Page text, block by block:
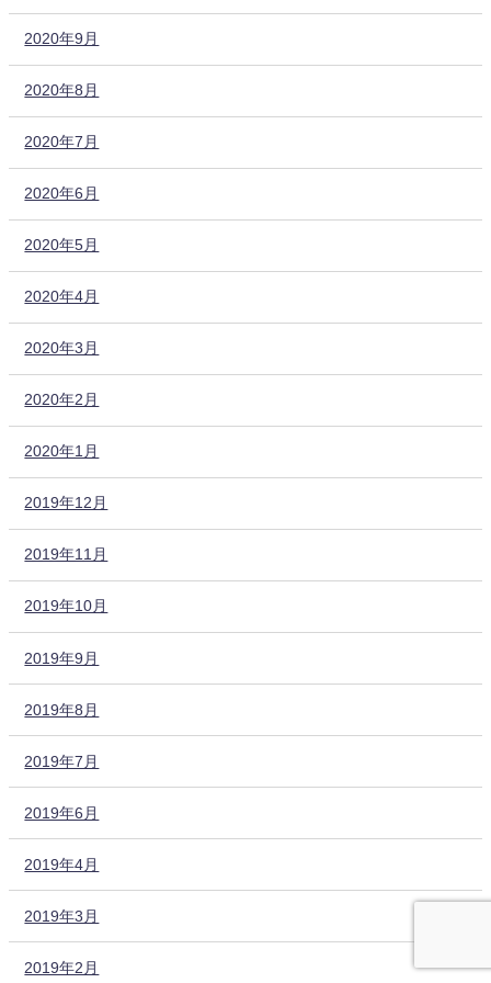
2020年9月
2020年8月
2020年7月
2020年6月
2020年5月
2020年4月
2020年3月
2020年2月
2020年1月
2019年12月
2019年11月
2019年10月
2019年9月
2019年8月
2019年7月
2019年6月
2019年4月
2019年3月
2019年2月